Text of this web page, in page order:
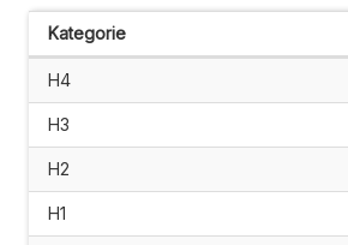
Kategorie
H4
H3
H2
H1